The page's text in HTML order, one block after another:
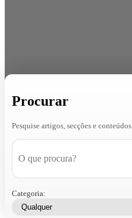
Procurar
Pesquise artigos, secções e conteúdos
Categoria: